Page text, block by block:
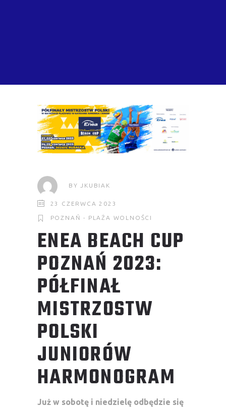
BY JKUBIAK
23 CZERWCA 2023
POZNAŃ - PLAŻA WOLNOŚCI
ENEA BEACH CUP
POZNAŃ 2023:
PÓŁFINAŁ
MISTRZOSTW
POLSKI
JUNIORÓW
HARMONOGRAM
Już w sobotę i niedzielę odbędzie się